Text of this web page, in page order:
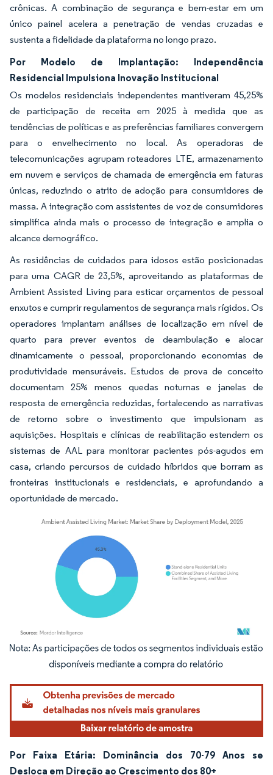
crônicas. A combinação de segurança e bem-estar em um
único painel acelera a penetração de vendas cruzadas e
sustenta a fidelidade da plataforma no longo prazo.
Por Modelo de Implantação: Independência
Residencial Impulsiona Inovação Institucional
Os modelos residenciais independentes mantiveram 45,25%
de participação de receita em 2025 à medida que as
tendências de políticas e as preferências familiares convergem
para o envelhecimento no local. As operadoras de
telecomunicações agrupam roteadores LTE, armazenamento
em nuvem e serviços de chamada de emergência em faturas
únicas, reduzindo o atrito de adoção para consumidores de
massa. A integração com assistentes de voz de consumidores
simplifica ainda mais o processo de integração e amplia o
alcance demográfico.
As residências de cuidados para idosos estão posicionadas
para uma CAGR de 23,5%, aproveitando as plataformas de
Ambient Assisted Living para esticar orçamentos de pessoal
enxutos e cumprir regulamentos de segurança mais rígidos. Os
operadores implantam análises de localização em nível de
quarto para prever eventos de deambulação e alocar
dinamicamente o pessoal, proporcionando economias de
produtividade mensuráveis. Estudos de prova de conceito
documentam 25% menos quedas noturnas e janelas de
resposta de emergência reduzidas, fortalecendo as narrativas
de retorno sobre o investimento que impulsionam as
aquisições. Hospitais e clínicas de reabilitação estendem os
sistemas de AAL para monitorar pacientes pós-agudos em
casa, criando percursos de cuidado híbridos que borram as
fronteiras institucionais e residenciais, e aprofundando a
oportunidade de mercado.
Imagem © Mordor Intelligence. O reuso requer atribuição conforme CC BY 4.0.
Por Faixa Etária: Dominância dos 70-79 Anos se
Desloca em Direção ao Crescimento dos 80+